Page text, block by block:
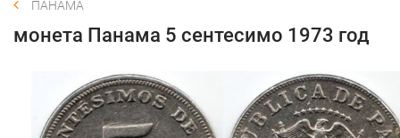
ПАНАМА
монета Панама 5 сентесимо 1973 год